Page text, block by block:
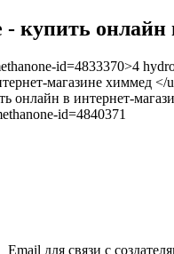
онлайн
id=4833370>4
магазине химмед
онлайн в интернет-
id=4840371
Email для связи с